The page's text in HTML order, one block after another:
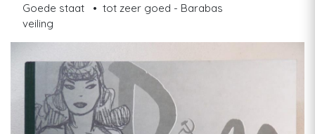
Goede staat • tot zeer goed - Barabas
veiling